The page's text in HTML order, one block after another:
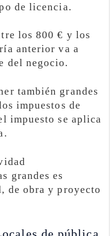
de licencia.
los 800 € y los
anterior va a
del negocio.
también grandes
impuestos de
impuesto se aplica
grandes es
de obra y proyecto